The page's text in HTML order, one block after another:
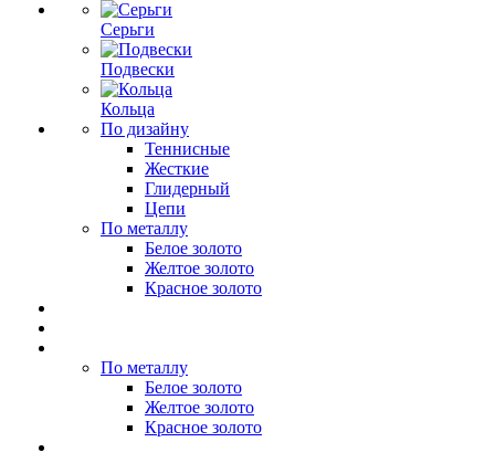
Серьги
Подвески
Кольца
По дизайну
Теннисные
Жесткие
Глидерный
Цепи
По металлу
Белое золото
Желтое золото
Красное золото
По металлу
Белое золото
Желтое золото
Красное золото